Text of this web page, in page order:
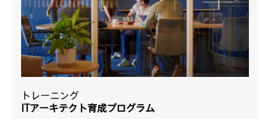
トレーニング
ITアーキテクト育成プログラム